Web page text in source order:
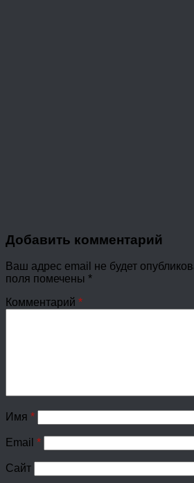
Добавить комментарий
Ваш адрес email не будет
поля помечены *
Комментарий *
Имя *
Email *
Сайт